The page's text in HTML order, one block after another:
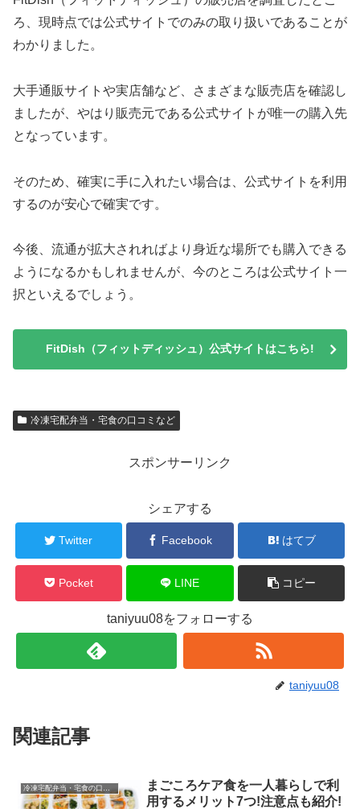
ろ、現時点では公式サイトでのみの取り扱いであることが
わかりました。
大手通販サイトや実店舗など、さまざまな販売店を確認し
ましたが、やはり販売元である公式サイトが唯一の購入先
となっています。
そのため、確実に手に入れたい場合は、公式サイトを利用
するのが安心で確実です。
今後、流通が拡大されればより身近な場所でも購入できる
ようになるかもしれませんが、今のところは公式サイト一
択といえるでしょう。
FitDish（フィットディッシュ）公式サイトはこちら!
冷凍宅配弁当・宅食の口コミなど
スポンサーリンク
シェアする
Twitter Facebook はてブ
Pocket LINE コピー
taniyuu08をフォローする
taniyuu08
関連記事
まごころケア食を一人暮らしで利
用するメリット7つ!注意点も紹介!